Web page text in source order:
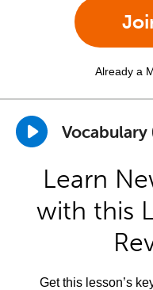
Already a
Vocabulary
Learn
with this
Get this lesson’s